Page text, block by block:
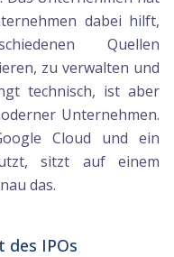
dabei hilft,
Quellen
zu verwalten und
technisch, ist aber
Unternehmen.
Cloud und ein
sitzt auf einem
das.
des IPOs